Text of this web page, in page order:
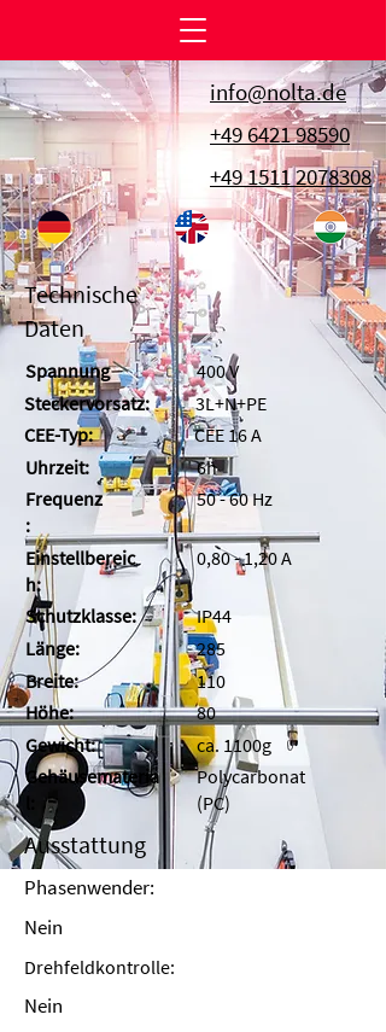
info@nolta.de
+49 6421 98590
+49 1511 2078308
Technische
Daten
Spannung
Steckervorsatz:
CEE-Typ:
Uhrzeit:
Frequenz
:
Einstellbereic
h:
Schutzklasse:
Länge:
Breite:
Höhe:
Gewicht:
Gehäusemateria
400 V
3L+N+PE
CEE 16 A
6h
50 - 60 Hz
0,80 - 1,20 A
IP44
285
110
80
ca. 1100g
Polycarbonat
(PC)
Ausstattung
Phasenwender:
Nein
Drehfeldkontrolle:
Nein